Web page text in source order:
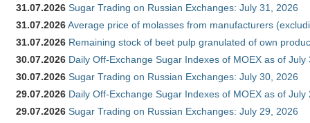
31.07.2026 Sugar Trading on Russian Exchanges: July 31, 2026
31.07.2026Average price of molasses from manufacturers
31.07.2026 Remaining stock of beet pulp granulated of own
30.07.2026 Daily Off-Exchange Sugar Indexes of MOEX as of July
30.07.2026 Sugar Trading on Russian Exchanges: July 30, 2026
29.07.2026 Daily Off-Exchange Sugar Indexes of MOEX as of July
29.07.2026 Sugar Trading on Russian Exchanges: July 29, 2026